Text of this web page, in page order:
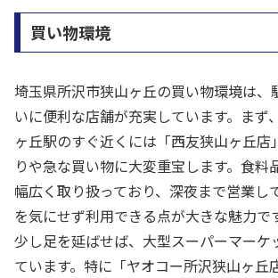
買い物環境
埼玉県所沢市狭山ヶ丘の買い物環境は、
いに便利な店舗が充実しています。まず
ヶ丘駅のすぐ近くには「西友狭山ヶ丘店
りや急な買い物に大変重宝します。食料
幅広く取り扱っており、深夜まで営業し
を気にせず利用できる点が大きな魅力で
少し足を延ばせば、大型スーパーマーケ
ています。特に「ヤオコー所沢狭山ヶ丘